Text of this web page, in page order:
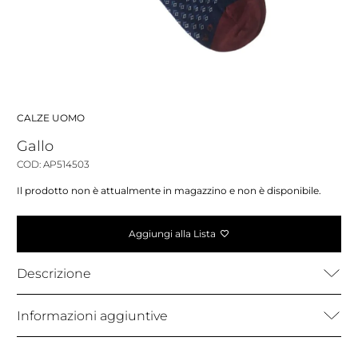
CALZE UOMO
Gallo
COD: AP514503
Il prodotto non è attualmente in magazzino e non è disponibile.
Aggiungi alla Lista
Descrizione
Informazioni aggiuntive